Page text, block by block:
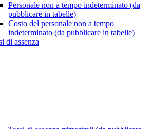
Personale non a tempo indeterminato (da
pubblicare in tabelle)
Costo del personale non a tempo
indeterminato (da pubblicare in tabelle)
di assenza